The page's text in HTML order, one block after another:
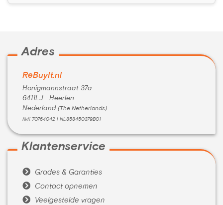
Adres
ReBuyIt.nl
Honigmannstraat 37a
6411LJ Heerlen
Nederland (The Netherlands)
KvK 70764042 | NL858450379B01
Klantenservice
 Grades & Garanties
 Contact opnemen
 Veelgestelde vragen